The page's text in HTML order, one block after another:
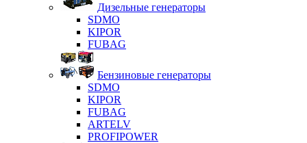
Дизельные генераторы
SDMO
KIPOR
FUBAG
Бензиновые генераторы
SDMO
KIPOR
FUBAG
ARTELV
PROFIPOWER